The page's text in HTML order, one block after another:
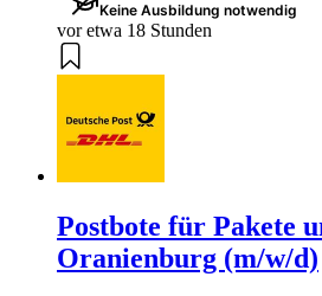
Keine Ausbildung notwendig
vor etwa 18 Stunden
Postbote für Pakete
Oranienburg (m/w/d)